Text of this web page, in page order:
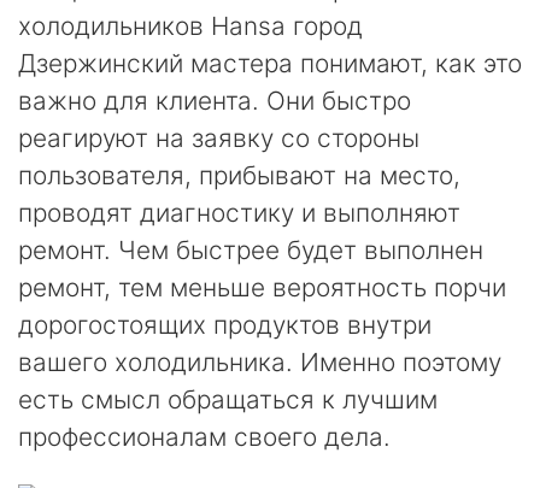
холодильников Hansa город
Дзержинский мастера понимают, как это
важно для клиента. Они быстро
реагируют на заявку со стороны
пользователя, прибывают на место,
проводят диагностику и выполняют
ремонт. Чем быстрее будет выполнен
ремонт, тем меньше вероятность порчи
дорогостоящих продуктов внутри
вашего холодильника. Именно поэтому
есть смысл обращаться к лучшим
профессионалам своего дела.